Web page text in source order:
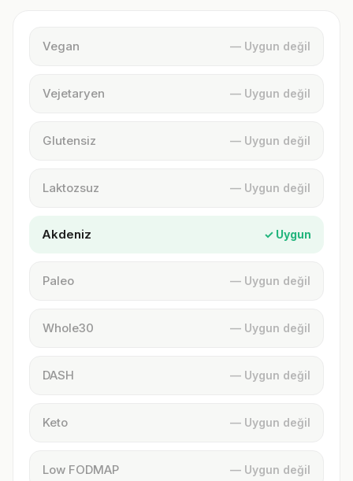
Vegan — Uygun değil
Vejetaryen — Uygun değil
Glutensiz — Uygun değil
Laktozsuz — Uygun değil
Akdeniz ✓ Uygun
Paleo — Uygun değil
Whole30 — Uygun değil
DASH — Uygun değil
Keto — Uygun değil
Low FODMAP — Uygun değil